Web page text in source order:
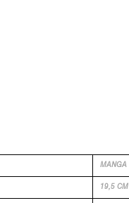
MANGA
19,5 CM